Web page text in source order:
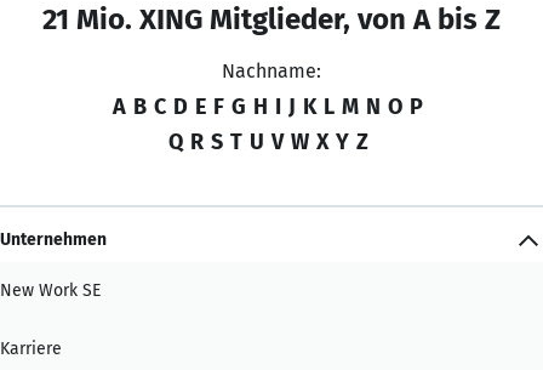
21 Mio. XING Mitglieder, von A bis Z
Nachname:
A B C D E F G H I J K L M N O P
Q R S T U V W X Y Z
Unternehmen
New Work SE
Karriere